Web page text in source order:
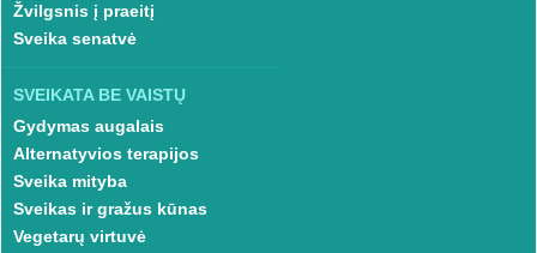
Žvilgsnis į praeitį
Sveika senatvė
SVEIKATA BE VAISTŲ
Gydymas augalais
Alternatyvios terapijos
Sveika mityba
Sveikas ir gražus kūnas
Vegetarų virtuvė